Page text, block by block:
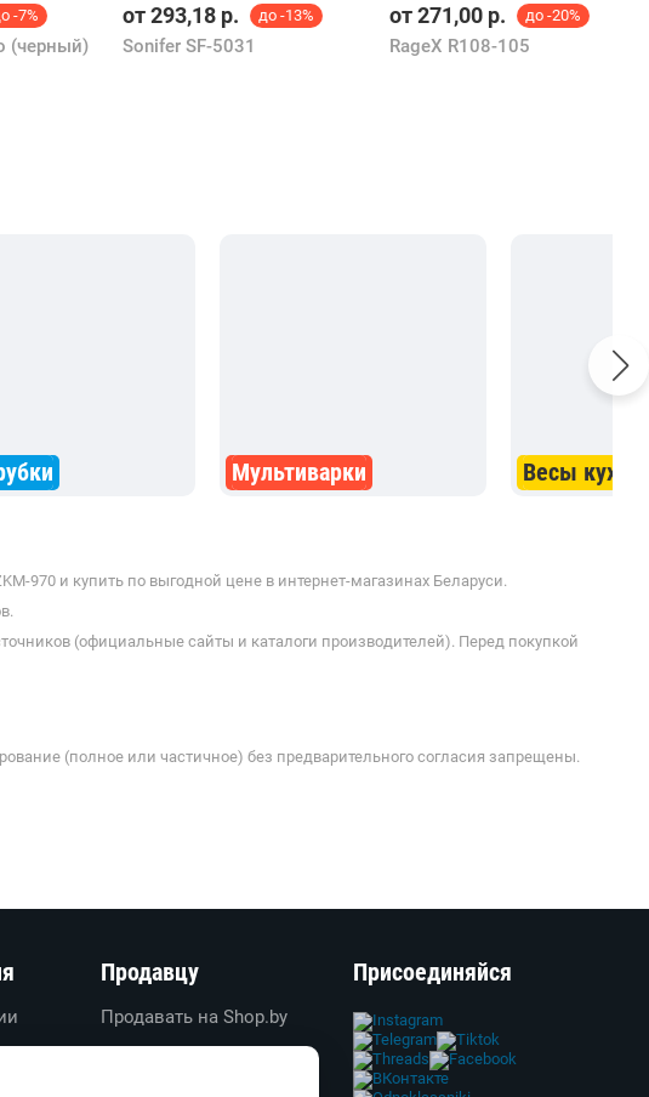
-7%
(черный)
от293,18 р. до -13%
Sonifer SF-5031
от271,00 р. до -20%
RageX R108-105
Мультиварки Весы
970 и купить по выгодной цене в интернет-магазинах Беларуси.
(официальные сайты и каталоги производителей). Перед покупкой
(полное или частичное) без предварительного согласия запрещены.
Продавцу
Продавать на Shop.by
Создать свой магазин
Присоединяйся